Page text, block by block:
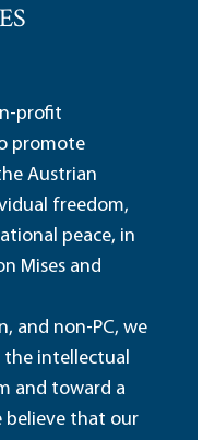
profit
promote
Austrian
freedom,
peace, in
Mises and
and non-PC, we
the intellectual
and toward a
believe that our